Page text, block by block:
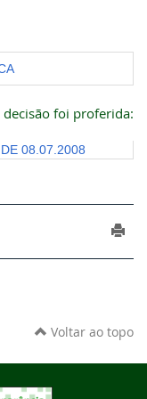
decisão foi proferida:
08.07.2008
Voltar ao topo